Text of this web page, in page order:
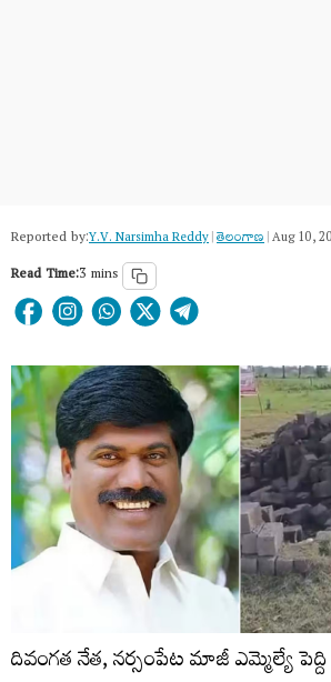
Reported by:Y.V. Narsimha Reddy|తెలంగాణ‌|Aug 10,
Read Time:3 mins
దివంగత నేత, నర్సంపేట మాజీ ఎమ్మెల్యే పెద్ది